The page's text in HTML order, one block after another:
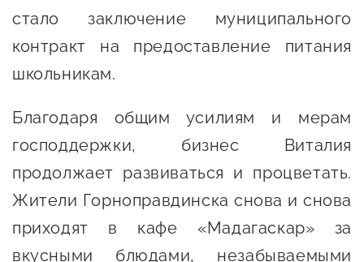
стало заключение муниципального
контракт на предоставление питания
школьникам.
Благодаря общим усилиям и мерам
господдержки, бизнес Виталия
продолжает развиваться и процветать.
Жители Горноправдинска снова и снова
приходят в кафе «Мадагаскар» за
вкусными блюдами, незабываемыми